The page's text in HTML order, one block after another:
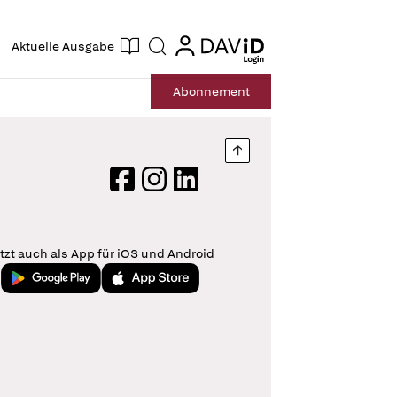
Aktuelle Ausgabe Suche login
login
Abonnement
Nach oben springen
FacebookInstagram
LinkedIn
auch als App für iOS und Android
Jetzt bei Google PlayLaden im App Store